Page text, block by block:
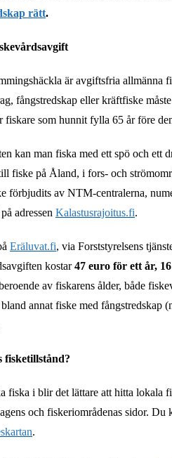
rätt.
är avgiftsfria allmänna
fångstredskap eller kräftfiske
fiskare som hunnit fylla 65 år före
kan man fiska med ett spö och ett
fiske på Åland, i fors- och
förbjudits av NTM-centralerna,
adressen Kalastusrajoitus.fi.
Eräluvat.fi, via Forststyrelsens
kostar47 euro för ett år,
av fiskarens ålder, både
annat fiske med fångstredskap
fisketillstånd?
fiska i blir det lättare att hitta lokala
och fiskeriområdenas sidor. Du
.